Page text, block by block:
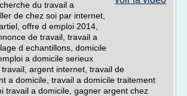
du travail a
de chez soi par internet,
offre d emploi 2014,
de travail, travail a
d echantillons, domicile
a domicile serieux
argent internet, travail de
a domicile, travail a domicile traitement
travail a domicile, gagner argent chez